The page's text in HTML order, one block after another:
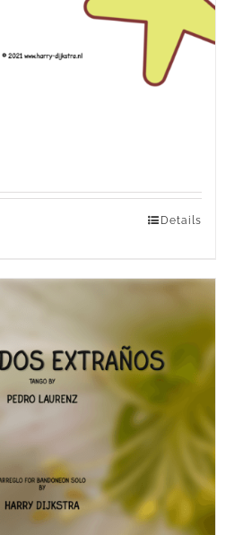
Details